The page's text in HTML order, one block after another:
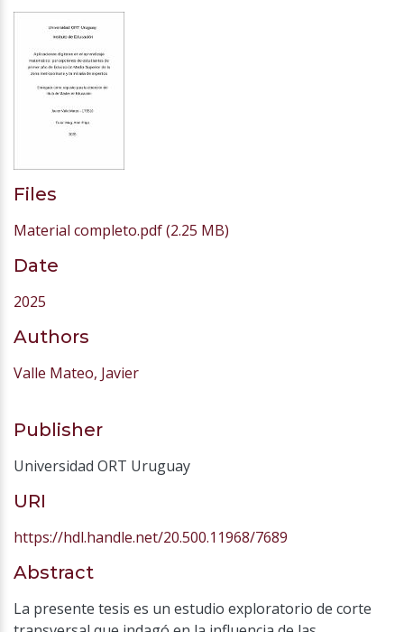
Files
Material completo.pdf(2.25 MB)
Date
2025
Authors
Valle Mateo, Javier
Publisher
Universidad ORT Uruguay
URI
https://hdl.handle.net/20.500.11968/7689
Abstract
La presente tesis es un estudio exploratorio de corte